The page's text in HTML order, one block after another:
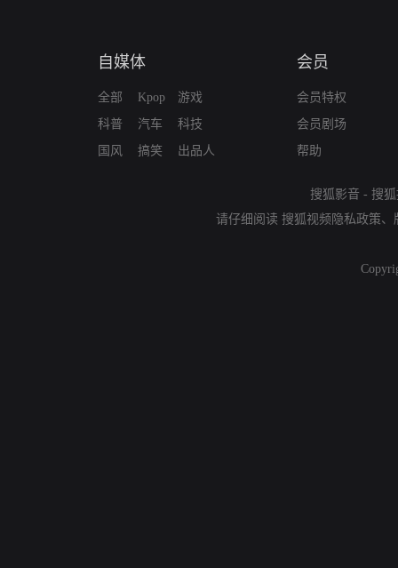
自媒体
全部
科普
国风
Kpop
汽车
搞笑
游戏
科技
出品人
会员
会员特权
会员剧场
帮助
搜狐影音 - 搜
请仔细阅读 搜狐视频隐私政策、